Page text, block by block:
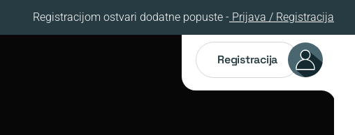
Registracijom ostvari dodatne popuste - Prijava / Registracija
Registracija